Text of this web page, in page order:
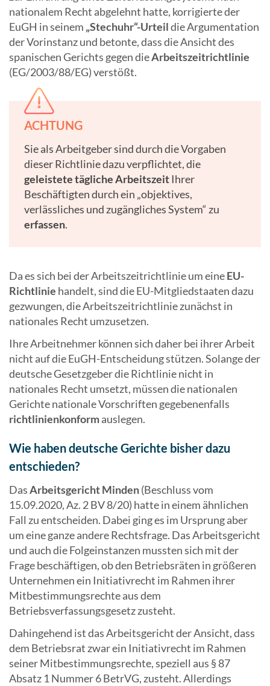
nationalem Recht abgelehnt hatte, korrigierte der
EuGH in seinem „Stechuhr“-Urteildie Argumentation
der Vorinstanz und betonte, dass die Ansicht des
spanischen Gerichts gegen dieArbeitszeitrichtlinie
(EG/2003/88/EG) verstößt.
ACHTUNG
Sie als Arbeitgeber sind durch die Vorgaben
dieser Richtlinie dazu verpflichtet, die
geleistete tägliche Arbeitszeit Ihrer
Beschäftigten durch ein „objektives,
verlässliches und zugängliches System“ zu
erfassen.
Da es sich bei der Arbeitszeitrichtlinie um eineEU-
Richtlinie handelt, sind die EU-Mitgliedstaaten dazu
gezwungen, die Arbeitszeitrichtlinie zunächst in
nationales Recht umzusetzen.
Ihre Arbeitnehmer können sich daher bei ihrer Arbeit
nicht auf die EuGH-Entscheidung stützen. Solange der
deutsche Gesetzgeber die Richtlinie nicht in
nationales Recht umsetzt, müssen die nationalen
Gerichte nationale Vorschriften gegebenenfalls
richtlinienkonformauslegen.
Wie haben deutsche Gerichte bisher dazu
entschieden?
DasArbeitsgericht Minden(Beschluss vom
15.09.2020, Az. 2 BV 8/20) hatte in einem ähnlichen
Fall zu entscheiden. Dabei ging es im Ursprung aber
um eine ganze andere Rechtsfrage. Das Arbeitsgericht
und auch die Folgeinstanzen mussten sich mit der
Frage beschäftigen, ob den Betriebsräten in größeren
Unternehmen ein Initiativrecht im Rahmen ihrer
Mitbestimmungsrechte aus dem
Betriebsverfassungsgesetz zusteht.
Dahingehend ist das Arbeitsgericht der Ansicht, dass
dem Betriebsrat zwar ein Initiativrecht im Rahmen
seiner Mitbestimmungsrechte, speziell aus § 87
Absatz 1 Nummer 6 BetrVG, zusteht. Allerdings